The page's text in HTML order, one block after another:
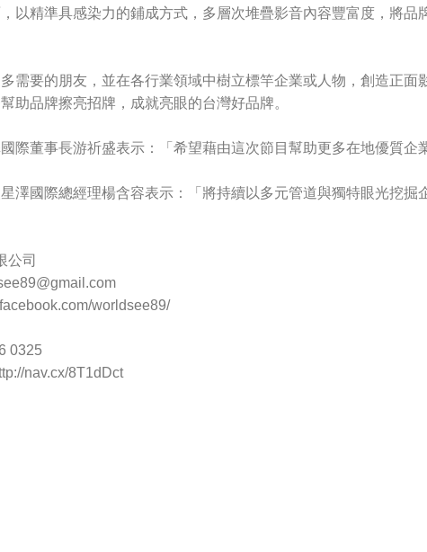
以精準具感染力的鋪成方式，多層次堆疊影音內容豐富度，將
需要的朋友，並在各行業領域中樹立標竿企業或人物，創造正面
助品牌擦亮招牌，成就亮眼的台灣好品牌。
際董事長游祈盛表示：「希望藉由這次節目幫助更多在地優質企
澤國際總經理楊含容表示：「將持續以多元管道與獨特眼光挖掘
公司
worldsee89/
0325
nav.cx/8T1dDct